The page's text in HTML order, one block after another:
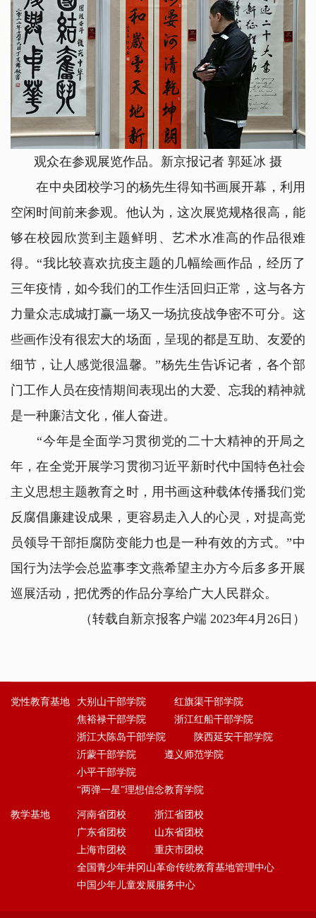
观众在参观展览作品。新京报记者 郭延冰 摄
在中央团校学习的杨先生得知书画展开幕，利用
空闲时间前来参观。他认为，这次展览规格很高，能
够在校园欣赏到主题鲜明、艺术水准高的作品很难
得。“我比较喜欢抗疫主题的几幅绘画作品，经历了
三年疫情，如今我们的工作生活回归正常，这与各方
力量众志成城打赢一场又一场抗疫战争密不可分。这
些画作没有很宏大的场面，呈现的都是互助、友爱的
细节，让人感觉很温馨。”杨先生告诉记者，各个部
门工作人员在疫情期间表现出的大爱、忘我的精神就
是一种廉洁文化，催人奋进。
“今年是全面学习贯彻党的二十大精神的开局之
年，在全党开展学习贯彻习近平新时代中国特色社会
主义思想主题教育之时，用书画这种载体传播我们党
反腐倡廉建设成果，更容易走入人的心灵，对提高党
员领导干部拒腐防变能力也是一种有效的方式。”中
国行为法学会总监事李文燕希望主办方今后多多开展
巡展活动，把优秀的作品分享给广大人民群众。
（转载自新京报客户端 2023年4月26日）
党性教育基地 大别山干部学院
红旗渠干部学院
焦裕禄干部学院
浙江红船干部学院
浙江大陈岛干部学院
陕西延安干部学院
沂蒙干部学院
遵义师范学院
小平干部学院
“两弹一星”理想信念教育学院
教学基地 河南省团校
浙江省团校
广东省团校
山东省团校
上海市团校
重庆市团校
全国青少年井冈山革命传统教育基地管理中心
中国少年儿童发展服务中心